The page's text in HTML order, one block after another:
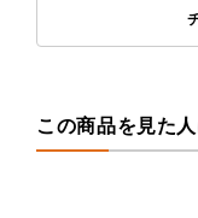
この商品を見た